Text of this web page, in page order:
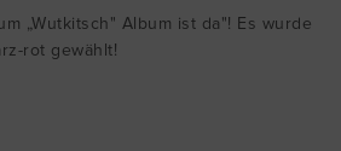
„Wutkitsch" Album ist da"! Es wurde
rot gewählt!